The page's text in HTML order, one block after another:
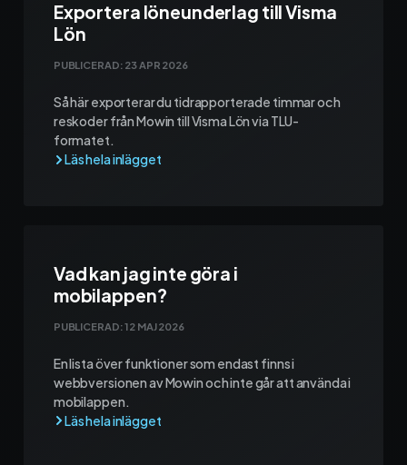
Exportera löneunderlag till Visma
Lön
PUBLICERAD: 23 APR 2026
Så här exporterar du tidrapporterade timmar och
reskoder från Mowin till Visma Lön via TLU-
formatet.
Vad kan jag inte göra i
mobilappen?
PUBLICERAD:12 MAJ 2026
En lista över funktioner som endast finns i
webbversionen av Mowin och inte går att använda i
mobilappen.